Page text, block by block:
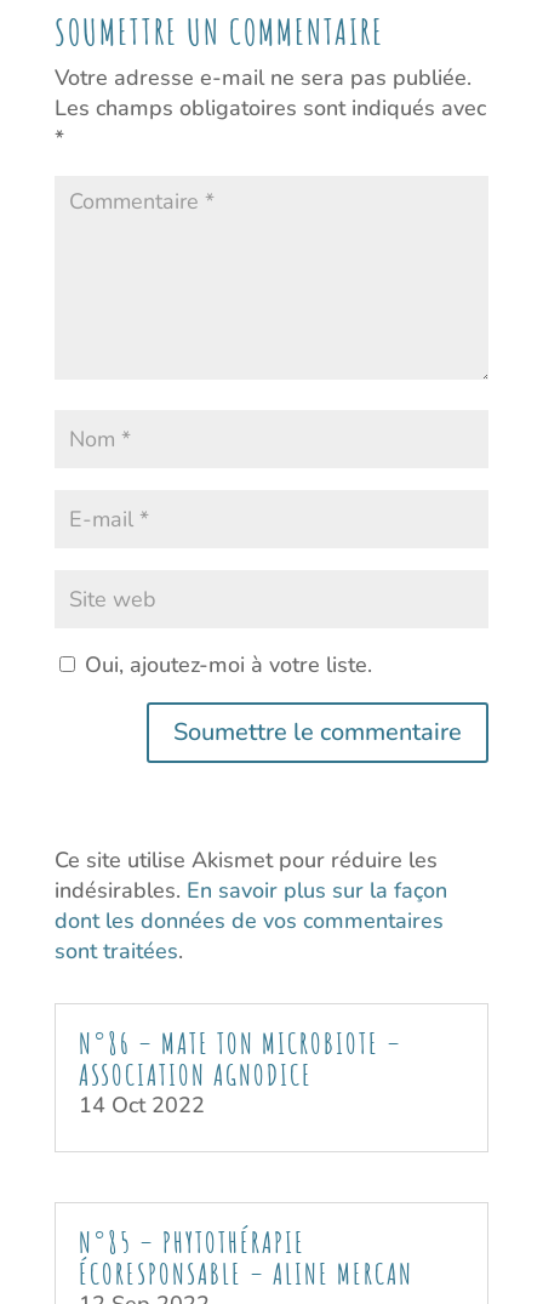
SOUMETTRE UN COMMENTAIRE
Votre adresse e-mail ne sera pas publiée.
Les champs obligatoires sont indiqués avec
*
Oui, ajoutez-moi à votre liste.
Soumettre le commentaire
Ce site utilise Akismet pour réduire les
indésirables. En savoir plus sur la façon
dont les données de vos commentaires
sont traitées.
N°86 – MATE TON MICROBIOTE –
ASSOCIATION AGNODICE
14 Oct 2022
N°85 – PHYTOTHÉRAPIE
ÉCORESPONSABLE – ALINE MERCAN